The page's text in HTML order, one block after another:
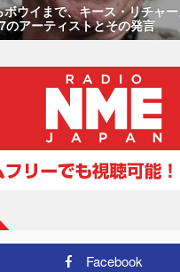
ウイまで、キース・リチャ
のアーティストとその発言
Facebook